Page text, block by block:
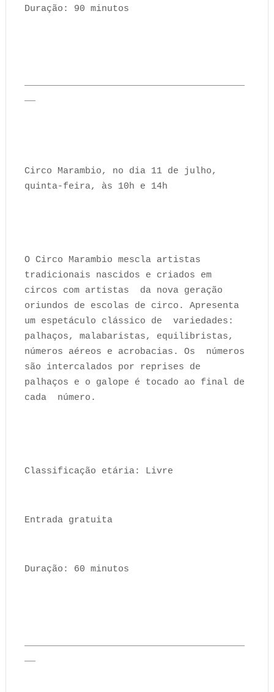
Duração: 90 minutos
Circo Marambio, no dia 11 de julho,
quinta-feira, às 10h e 14h
O Circo Marambio mescla artistas
tradicionais nascidos e criados em
circos com artistas da nova geração
oriundos de escolas de circo. Apresenta
um espetáculo clássico de variedades:
palhaços, malabaristas, equilibristas,
números aéreos e acrobacias. Os números
são intercalados por reprises de
palhaços e o galope é tocado ao final de
cada número.
Classificação etária: Livre
Entrada gratuita
Duração: 60 minutos